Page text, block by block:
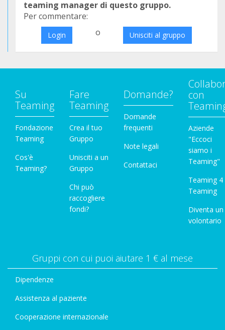
teaming manager di questo gruppo.
Per commentare:
Login o Unisciti al gruppo
Su
Teaming
Fondazione
Teaming
Cos'è
Teaming?
Fare
Teaming
Crea il tuo
Gruppo
Unisciti a un
Gruppo
Chi può
raccogliere
fondi?
Domande?
Domande
frequenti
Note legali
Contattaci
con
Aziende
"Eccoci
siamo i
Teaming"
Teaming 4
Teaming
Diventa un
volontario
Gruppi con cui puoi aiutare 1 € al mese
Dipendenze
Assistenza al paziente
Cooperazione internazionale